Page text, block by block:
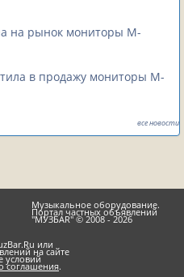
на рынок мониторы M-
в продажу мониторы M-
все новости
Музыкальное оборудование.
Портал частных объявлений
"МУЗБАR" © 2008 - 2026
или
на сайте
условий
соглашения.